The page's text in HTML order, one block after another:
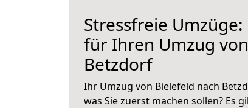
Stressfreie
für Ihren Umzug
Betzdorf
Ihr Umzug von Bielefeld nach
was Sie zuerst machen sollen? Es